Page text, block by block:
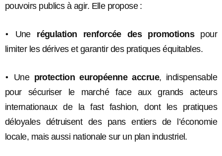
pouvoirs publics à agir. Elle propose :
• Une régulation renforcée des promotionspour
limiter les dérives et garantir des pratiques équitables.
• Une protection européenne accrue, indispensable
pour sécuriser le marché face aux grands acteurs
internationaux de la fast fashion, dont les pratiques
déloyales détruisent des pans entiers de l’économie
locale, mais aussi nationale sur un plan industriel.